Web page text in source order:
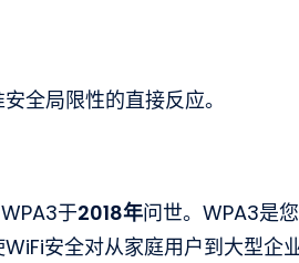
全局限性的直接反应。
于2018年问世。WPA3是
安全对从家庭用户到大型企